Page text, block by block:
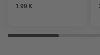
1,99 €